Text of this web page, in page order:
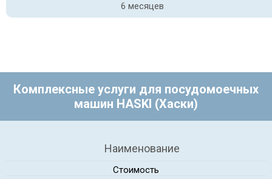
6 месяцев
Комплексные услуги для посудомоечных
машин HASKI (Хаски)
Наименование
Стоимость